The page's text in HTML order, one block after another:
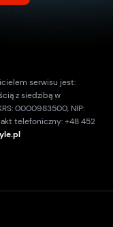
serwisu jest:
z siedzibą w
0000983500, NIP:
telefoniczny: +48 452